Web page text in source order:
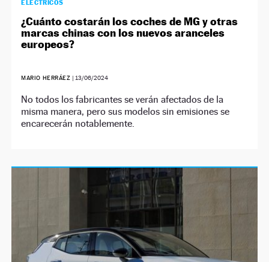
ELÉCTRICOS
¿Cuánto costarán los coches de MG y otras
marcas chinas con los nuevos aranceles
europeos?
MARIO HERRÁEZ | 13/06/2024
No todos los fabricantes se verán afectados de la
misma manera, pero sus modelos sin emisiones se
encarecerán notablemente.